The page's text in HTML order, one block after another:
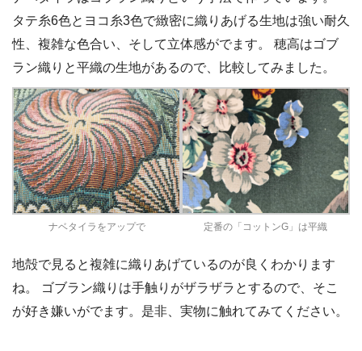
タテ糸6色とヨコ糸3色で緻密に織りあげる生地は強い耐久
性、複雑な色合い、そして立体感がでます。 穂高はゴブ
ラン織りと平織の生地があるので、比較してみました。
ナベタイラをアップで 定番の「コットンG」は平織
地殻で見ると複雑に織りあげているのが良くわかります
ね。 ゴブラン織りは手触りがザラザラとするので、そこ
が好き嫌いがでます。是非、実物に触れてみてください。